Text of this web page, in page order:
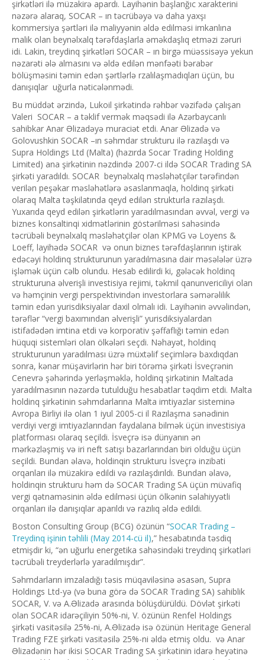
şirkətləri ilə müzakirə apardı. Layihənin başlanğıc xarakterini
nəzərə alaraq, SOCAR – ın təcrübəyə və daha yaxşı
kommersiya şərtləri ilə maliyyənin əldə edilməsi imkanlına
malik olan beynəlxalq tərəfdaşlarla əməkdaşlıq etməzi zəruri
idi. Lakin, treydinq şirkətləri SOCAR – ın birgə müəssisəyə yekun
nəzarəti ələ almasını və əldə edilən mənfəəti bərabər
bölüşməsini təmin edən şərtlərlə rzalılaşmadıqları üçün, bu
danışıqlar uğurla nəticələnmədi.
Bu müddət ərzində, Lukoil şirkətində rəhbər vəzifədə çalışan
Valeri SOCAR – a təklif vermək məqsədi ilə Azərbaycanlı
sahibkar Anar Əlizadəyə muraciət etdi. Anar Əlizadə və
Golovushkin SOCAR –ın səhmdar strukturu ilə razılaşdı və
Supra Holdings Ltd (Malta) (hazırda Socar Trading Holding
Limited) ana şirkətinin nəzdində 2007-ci ildə SOCAR Trading SA
şirkəti yaradıldı. SOCAR beynəlxalq məsləhətçilər tərəfindən
verilən peşəkar məsləhətlərə əsaslanmaqla, holdinq şirkəti
olaraq Malta təşkilatında qeyd edilən strukturla razılaşdı.
Yuxarıda qeyd edilən şirkətlərin yaradılmasından əvvəl, vergi və
biznes konsaltinqi xidmətlərinin göstərilməsi sahəsində
təcrübəli beynəlxalq məsləhətçilər olan KPMG və Loyens &
Loeff, layihədə SOCAR və onun biznes tərəfdaşlarının iştirak
edəcəyi holdinq strukturunun yaradılmasına dair məsələlər üzrə
işləmək üçün cəlb olundu. Hesab edilirdi ki, gələcək holdinq
strukturuna əlverişli investisiya rejimi, təkmil qanunvericiliyi olan
və həmçinin vergi perspektivindən investorlara səmərəlilik
təmin edən yurisdiksiyalar daxil olmalı idi. Layihənin əvvəlindən,
tərəflər “vergi baxımından əlverişli” yurisdiksiyalardan
istifadədən imtina etdi və korporativ şəffaflığı təmin edən
hüquqi sistemləri olan ölkələri seçdi. Nəhayət, holdinq
strukturunun yaradılması üzrə müxtəlif seçimlərə baxdıqdan
sonra, kənar müşavirlərin hər biri törəmə şirkəti İsveçrənin
Cenevrə şəhərində yerləşməklə, holdinq şirkətinin Maltada
yaradılmasının nəzərdə tutulduğu hesabatlar təqdim etdi. Malta
holdinq şirkətinin səhmdarlarına Malta imtiyazlar sisteminə
Avropa Birliyi ilə olan 1 iyul 2005-ci il Razılaşma sənədinin
verdiyi vergi imtiyazlarından faydalana bilmək üçün investisiya
platforması olaraq seçildi. İsveçrə isə dünyanın ən
mərkəzləşmiş və iri neft satışı bazarlarından biri olduğu üçün
seçildi. Bundan əlavə, holdinqin strukturu İsveçrə inzibati
orqanları ilə müzakirə edildi və razılaşdırıldı. Bundan əlavə,
holdinqin strukturu həm də SOCAR Trading SA üçün müvafiq
vergi qətnaməsinin əldə edilməsi üçün ölkənin səlahiyyətli
orqanları ilə danışıqlar aparıldı və razılıq əldə edildi.
Boston Consulting Group (BCG) özünün “SOCAR Trading –
Treydinq işinin təhlili (May 2014-cü il),” hesabatında təsdiq
etmişdir ki, “ən uğurlu energetika sahəsindəki treydinq şirkətləri
təcrübəli treyderlərlə yaradılmışdır”.
Səhmdarların imzaladığı təsis müqaviləsinə əsasən, Supra
Holdings Ltd-yə (və buna görə də SOCAR Trading SA) sahiblik
SOCAR, V. və A.Əlizadə arasında bölüşdürüldü. Dövlət şirkəti
olan SOCAR idarəçiliyin 50%-ni, V. özünün Renfel Holdings
şirkəti vasitəsilə 25%-ni, A.Əlizadə isə özünün Heritage General
Trading FZE şirkəti vasitəsilə 25%-ni əldə etmiş oldu. və Anar
Əlizadənin hər ikisi SOCAR Trading SA şirkətinin idarə heyətinə